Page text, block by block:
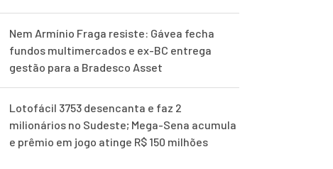
Nem Armínio Fraga resiste: Gávea fecha
fundos multimercados e ex-BC entrega
gestão para a Bradesco Asset
Lotofácil 3753 desencanta e faz 2
milionários no Sudeste; Mega-Sena acumula
e prêmio em jogo atinge R$ 150 milhões